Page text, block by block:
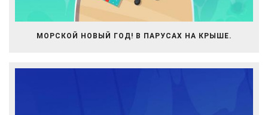
МОРСКОЙ НОВЫЙ ГОД! В ПАРУСАХ НА КРЫШЕ.